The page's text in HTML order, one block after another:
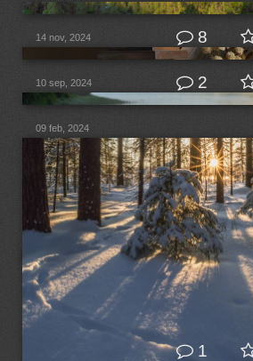
14 nov, 2024 8
10 sep, 2024 2
09 feb, 2024
1